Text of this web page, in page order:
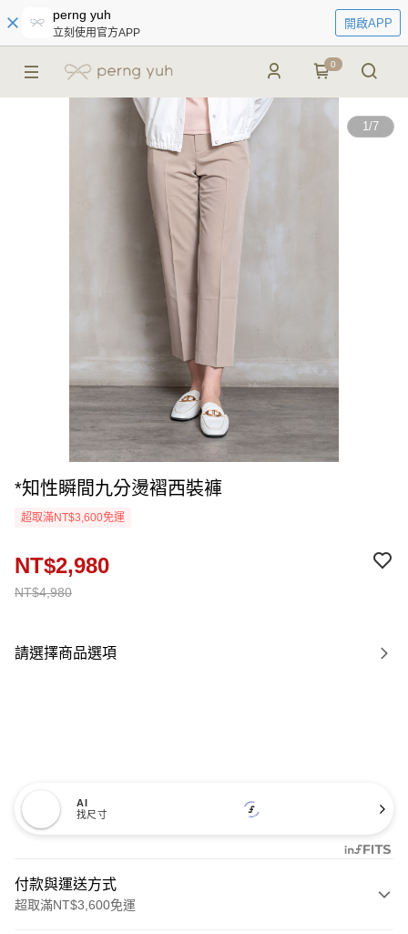
perng yuh
立刻使用官方APP
開啟APP
0
1/7
*知性瞬間九分燙褶西裝褲
超取滿NT$3,600免運
NT$4,980
NT$2,980
請選擇商品選項
AI
找尺寸
付款與運送方式
超取滿NT$3,600免運